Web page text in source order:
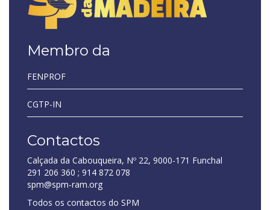
Membro da
FENPROF
CGTP-IN
Contactos
Calçada da Cabouqueira, Nº 22, 9000-171 Funchal
291 206 360 ; 914 872 078
spm@spm-ram.org
Todos os contactos do SPM